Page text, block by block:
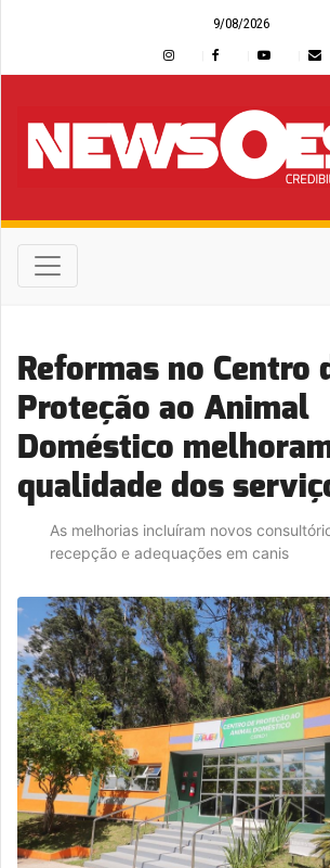
9/08/2026
Reformas no Centro
Proteção ao Animal
Doméstico
qualidade dos
As melhorias incluíram novos
recepção e adequações em canis